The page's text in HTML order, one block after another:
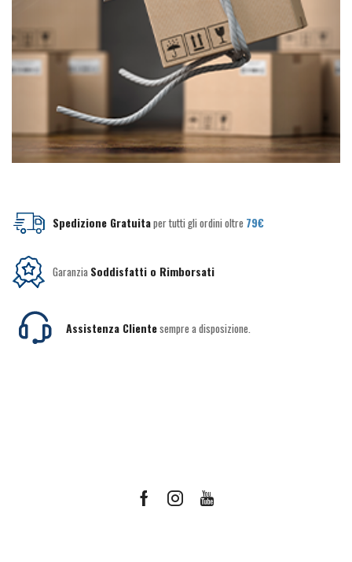
Spedizione Gratuitaper tutti gli ordini oltre 79€
Garanzia Soddisfatti o Rimborsati
Assistenza Clientesempre a disposizione.
FacebookInstagramYoutube